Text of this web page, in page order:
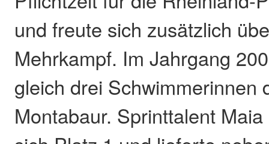
und freute sich zusätzlich
Mehrkampf. Im Jahrgang
gleich drei Schwimmerinnen
Montabaur. Sprinttalent